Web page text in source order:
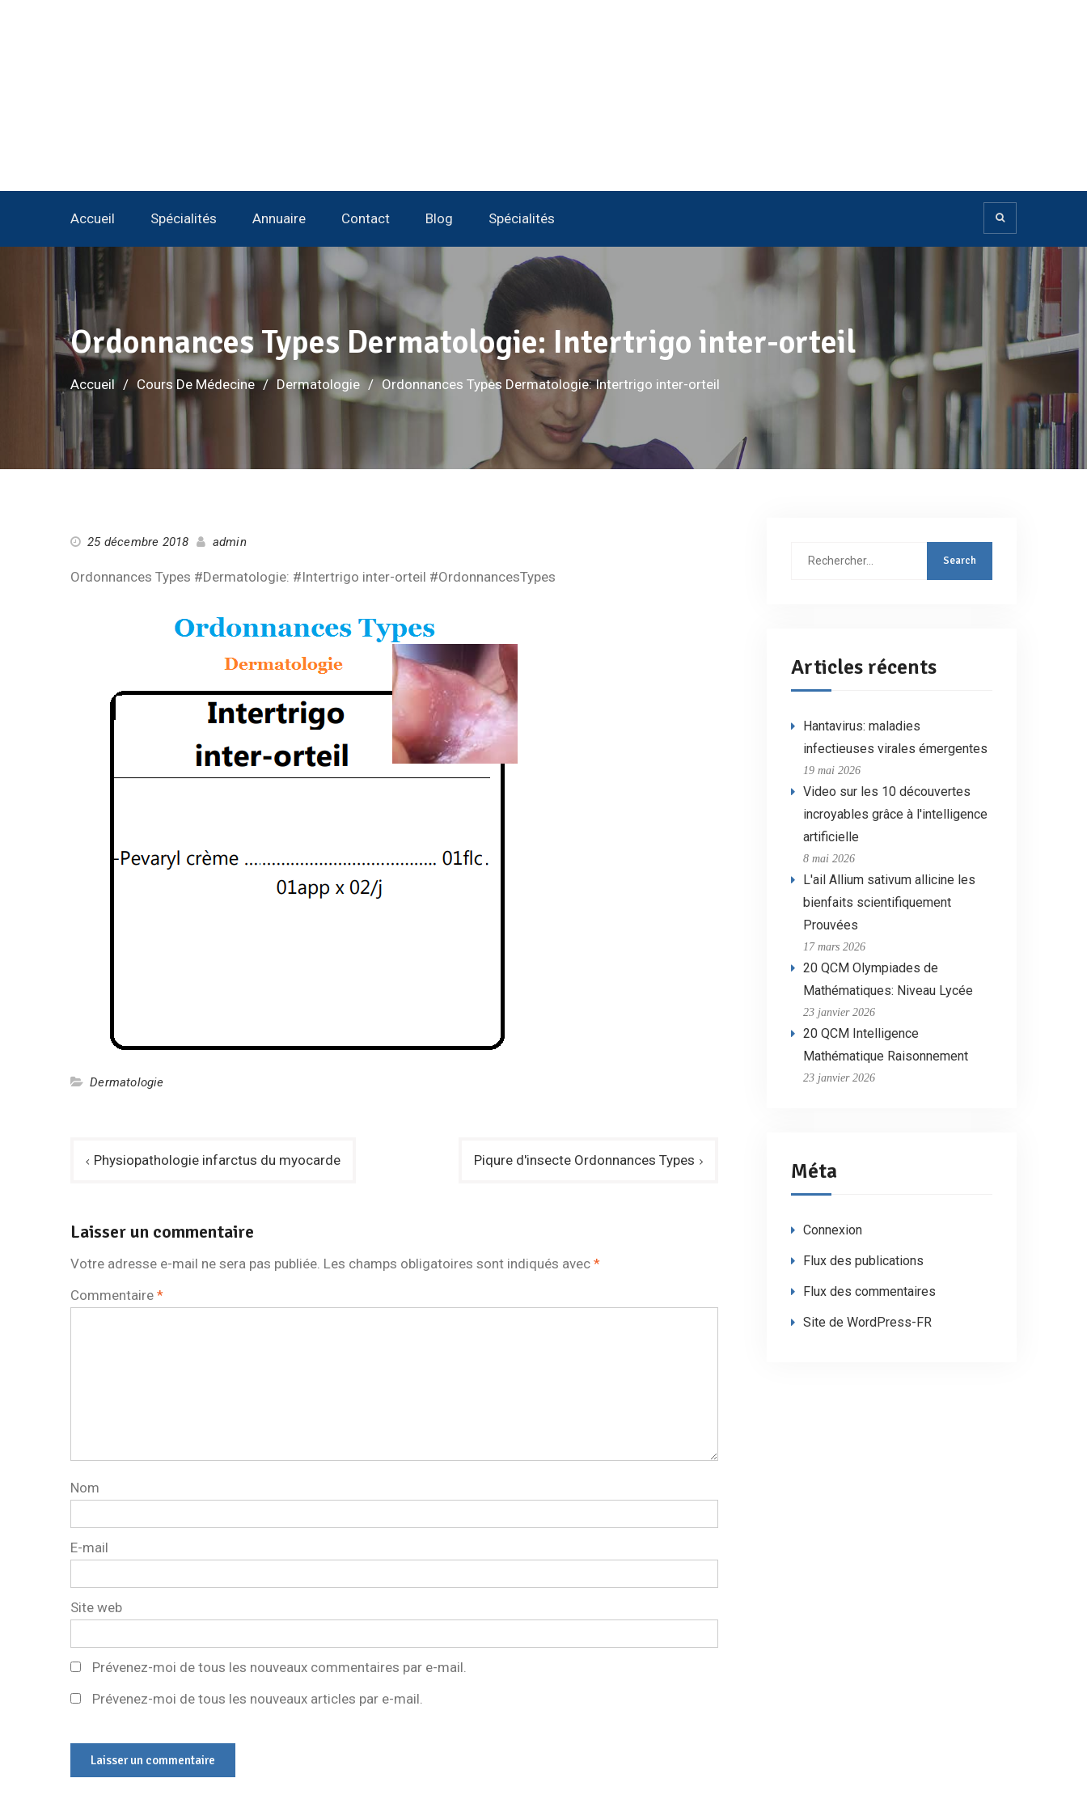
Accueil Spécialités Annuaire Contact Blog Spécialités
Ordonnances Types Dermatologie: Intertrigo inter-orteil
Accueil Cours De Médecine Dermatologie Ordonnances Types Dermatologie: Intertrigo inter-orteil
25 décembre 2018 admin
Ordonnances Types #Dermatologie: #Intertrigo inter-orteil #OrdonnancesTypes
Dermatologie
Navigation
Physiopathologie infarctus du myocarde Piqure d'insecte Ordonnances Types
Laisser un commentaire
Votre adresse e-mail ne sera pas publiée. Les champs obligatoires sont indiqués avec *
Commentaire *
Nom
E-mail
Site web
Prévenez-moi de tous les nouveaux commentaires par e-mail.
Prévenez-moi de tous les nouveaux articles par e-mail.
Rechercher
Articles récents
Hantavirus: maladies
infectieuses virales émergentes
19 mai 2026
Video sur les 10 découvertes
incroyables grâce à l'intelligence
artificielle
8 mai 2026
L'ail Allium sativum allicine les
bienfaits scientifiquement
Prouvées
17 mars 2026
20 QCM Olympiades de
Mathématiques: Niveau Lycée
23 janvier 2026
20 QCM Intelligence
Mathématique Raisonnement
23 janvier 2026
Méta
Connexion
Flux des publications
Flux des commentaires
Site de WordPress-FR